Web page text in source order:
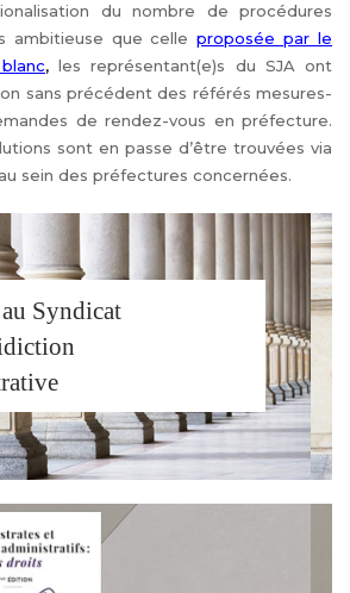
du nombre de procédures
ambitieuse que celleproposée par le
,les représentant(e)s du SJA ont
sans précédent des référés mesures-
de rendez-vous en préfecture.
sont en passe d’être trouvées via
sein des préfectures concernées.
Syndicat